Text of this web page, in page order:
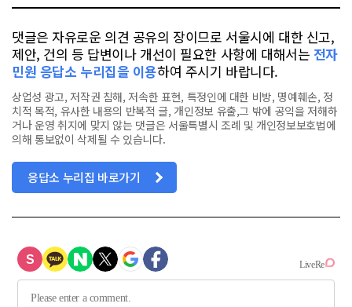
댓글은 자유로운 의견 공유의 장이므로 서울시에 대한 신고,
제안, 건의 등 답변이나 개선이 필요한 사항에 대해서는 전자
민원 응답소 누리집을 이용하여 주시기 바랍니다.
상업성 광고, 저작권 침해, 저속한 표현, 특정인에 대한 비방, 명예훼손, 정
치적 목적, 유사한 내용의 반복적 글, 개인정보 유출,그 밖에 공익을 저해하
거나 운영 취지에 맞지 않는 댓글은 서울특별시 조례 및 개인정보보호법에
의해 통보없이 삭제될 수 있습니다.
응답소 누리집 바로가기